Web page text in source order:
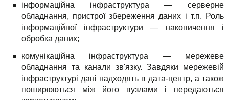
Свята
Акції
інформаційна інфраструктура — серверне
обладнання, пристрої збереження даних і т.п. Роль
інформаційної інфраструктури — накопичення і
обробка даних;
комунікаційна інфраструктура — мережеве
обладнання та канали зв'язку. Завдяки мережевій
інфраструктурі дані надходять в дата-центр, а також
поширюються між його вузлами і передаються